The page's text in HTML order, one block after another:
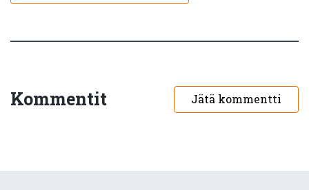
Kommentit Jätä kommentti